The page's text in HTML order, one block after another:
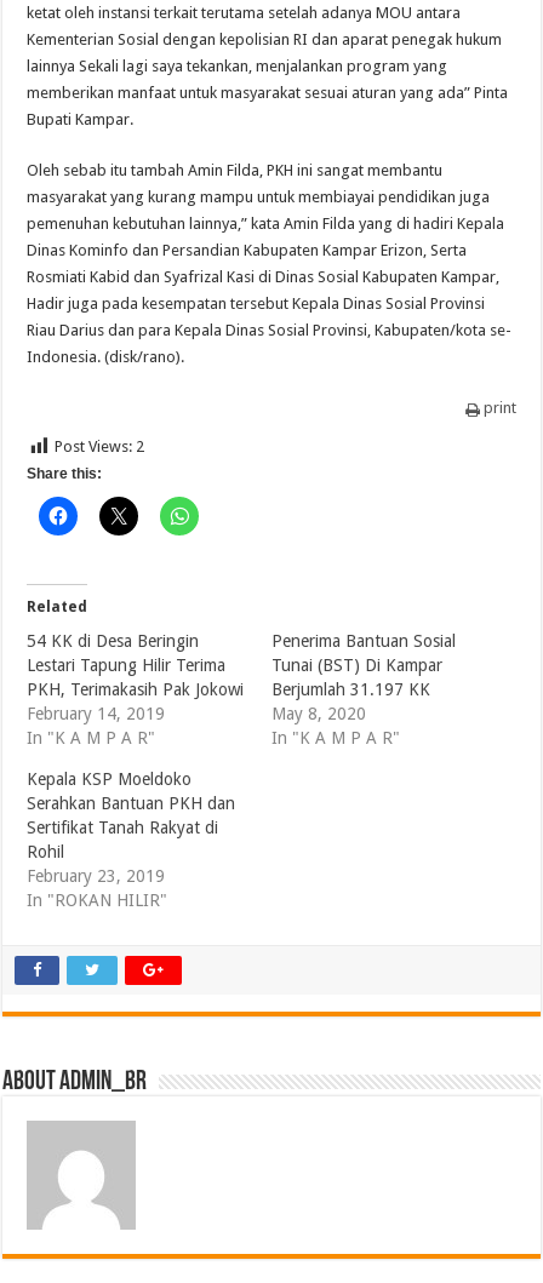
ketat oleh instansi terkait terutama setelah adanya MOU antara
Kementerian Sosial dengan kepolisian RI dan aparat penegak hukum
lainnya Sekali lagi saya tekankan, menjalankan program yang
memberikan manfaat untuk masyarakat sesuai aturan yang ada” Pinta
Bupati Kampar.
Oleh sebab itu tambah Amin Filda, PKH ini sangat membantu
masyarakat yang kurang mampu untuk membiayai pendidikan juga
pemenuhan kebutuhan lainnya,” kata Amin Filda yang di hadiri Kepala
Dinas Kominfo dan Persandian Kabupaten Kampar Erizon, Serta
Rosmiati Kabid dan Syafrizal Kasi di Dinas Sosial Kabupaten Kampar,
Hadir juga pada kesempatan tersebut Kepala Dinas Sosial Provinsi
Riau Darius dan para Kepala Dinas Sosial Provinsi, Kabupaten/kota se-
Indonesia. (disk/rano).
print
Post Views: 2
Share this:
Related
54 KK di Desa Beringin
Lestari Tapung Hilir Terima
PKH, Terimakasih Pak Jokowi
February 14, 2019
In "K A M P A R"
Penerima Bantuan Sosial
Tunai (BST) Di Kampar
Berjumlah 31.197 KK
May 8, 2020
In "K A M P A R"
Kepala KSP Moeldoko
Serahkan Bantuan PKH dan
Sertifikat Tanah Rakyat di
Rohil
February 23, 2019
In "ROKAN HILIR"
About admin_br